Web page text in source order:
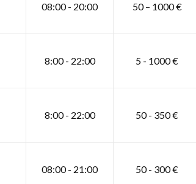
08:00 - 20:00 50 – 1000 €
8:00 - 22:00 5 - 1000 €
8:00 - 22:00 50 - 350 €
08:00 - 21:00 50 - 300 €